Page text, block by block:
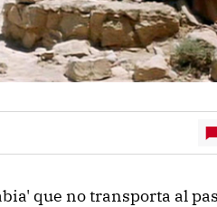
que no transporta al